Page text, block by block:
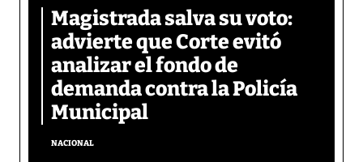
Magistrada salva su voto:
advierte que Corte evitó
analizar el fondo de
demanda contra la Policía
Municipal
NACIONAL